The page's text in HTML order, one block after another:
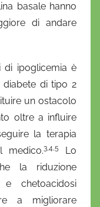
basale hanno
di andare
di ipoglicemia è
di tipo 2
un ostacolo
oltre a influire
la terapia
medico.3,4,5
Lo
la riduzione
e chetoacidosi
a migliorare